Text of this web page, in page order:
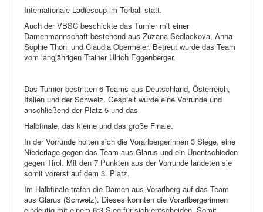
Internationale Ladiescup im Torball statt.
Auch der VBSC beschickte das Turnier mit einer
Damenmannschaft bestehend aus Zuzana Sedlackova, Anna-
Sophie Thöni und Claudia Obermeier. Betreut wurde das Team
vom langjährigen Trainer Ulrich Eggenberger.
Das Turnier bestritten 6 Teams aus Deutschland, Österreich,
Italien und der Schweiz. Gespielt wurde eine Vorrunde und
anschließend der Platz 5 und das
Halbfinale, das kleine und das große Finale.
In der Vorrunde holten sich die Vorarlbergerinnen 3 Siege, eine
Niederlage gegen das Team aus Glarus und ein Unentschieden
gegen Tirol. Mit den 7 Punkten aus der Vorrunde landeten sie
somit vorerst auf dem 3. Platz.
Im Halbfinale trafen die Damen aus Vorarlberg auf das Team
aus Glarus (Schweiz). Dieses konnten die Vorarlbergerinnen